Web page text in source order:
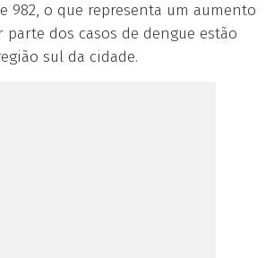
982, o que representa um aumento
parte dos casos de dengue estão
sul da cidade.